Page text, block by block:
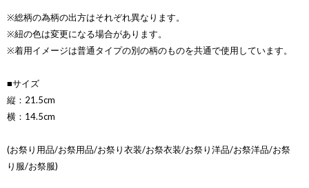
※総柄の為柄の出方はそれぞれ異なります。
※紐の色は変更になる場合があります。
※着用イメージは普通タイプの別の柄のものを共通で使用しています。
■サイズ
縦：21.5cm
横：14.5cm
(お祭り用品/お祭用品/お祭り衣装/お祭衣装/お祭り洋品/お祭洋品/お祭
り服/お祭服)